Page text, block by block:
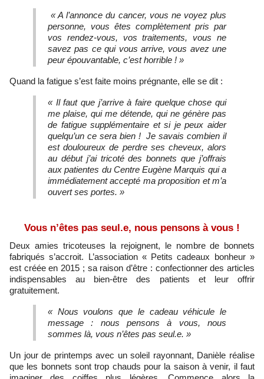
« A l’annonce du cancer, vous ne voyez plus
personne, vous êtes complètement pris par
vos rendez-vous, vos traitements, vous ne
savez pas ce qui vous arrive, vous avez une
peur épouvantable, c’est horrible ! »
Quand la fatigue s’est faite moins prégnante, elle se dit :
« Il faut que j’arrive à faire quelque chose qui
me plaise, qui me détende, qui ne génère pas
de fatigue supplémentaire et si je peux aider
quelqu’un ce sera bien ! Je savais combien il
est douloureux de perdre ses cheveux, alors
au début j’ai tricoté des bonnets que j’offrais
aux patientes du Centre Eugène Marquis qui a
immédiatement accepté ma proposition et m’a
ouvert ses portes. »
Vous n’êtes pas seul.e, nous pensons à vous !
Deux amies tricoteuses la rejoignent, le nombre de bonnets
fabriqués s’accroit. L’association « Petits cadeaux bonheur »
est créée en 2015 ; sa raison d’être : confectionner des articles
indispensables au bien-être des patients et leur offrir
gratuitement.
« Nous voulons que le cadeau véhicule le
message : nous pensons à vous, nous
sommes là, vous n’êtes pas seul.e. »
Un jour de printemps avec un soleil rayonnant, Danièle réalise
que les bonnets sont trop chauds pour la saison à venir, il faut